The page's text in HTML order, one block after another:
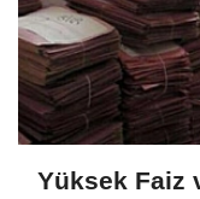
Yüksek Faiz